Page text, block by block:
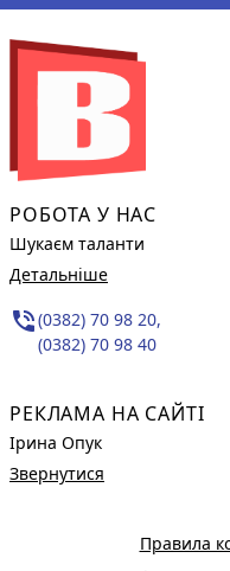
РОБОТА У НАС
Шукаєм таланти
Детальніше
phone_in_talk(0382) 70 98 20,
(0382) 70 98 40
РЕКЛАМА НА САЙТІ
Ірина Опук
Звернутися
Правила